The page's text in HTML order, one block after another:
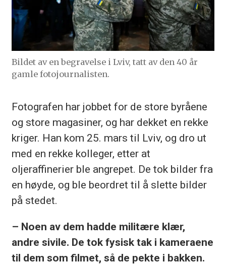
Bildet av en begravelse i Lviv, tatt av den 40 år
gamle fotojournalisten.
Fotografen har jobbet for de store byråene
og store magasiner, og har dekket en rekke
kriger. Han kom 25. mars til Lviv, og dro ut
med en rekke kolleger, etter at
oljeraffinerier ble angrepet. De tok bilder fra
en høyde, og ble beordret til å slette bilder
på stedet.
– Noen av dem hadde militære klær,
andre sivile. De tok fysisk tak i kameraene
til dem som filmet, så de pekte i bakken.